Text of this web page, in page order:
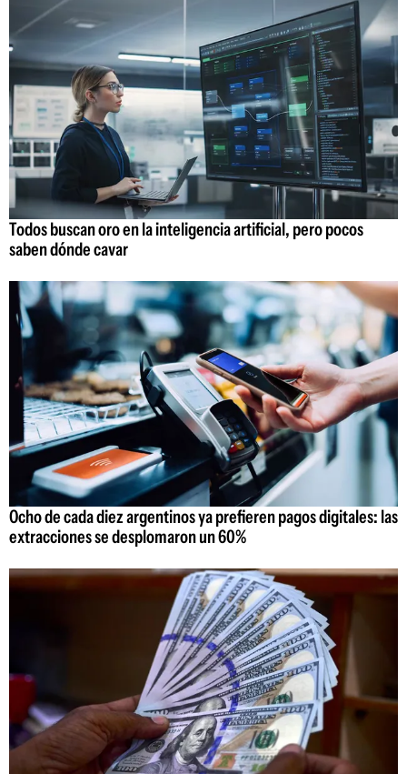
Todos buscan oro en la inteligencia artificial, pero pocos
saben dónde cavar
Ocho de cada diez argentinos ya prefieren pagos digitales: las
extracciones se desplomaron un 60%